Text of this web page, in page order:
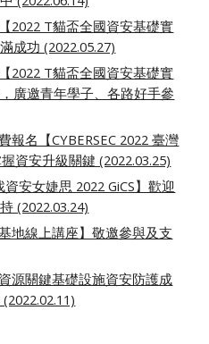
2022 T貓盃全國資安基礎實
成功 (2022.05.27)
2022 T貓盃全國資安基礎實
廣邀青年學子、各路好手參
報名【CYBERSEC 2022 臺灣
資安升級關鍵 (2022.03.25)
安女婕思 2022 GiCS】歡迎
(2022.03.24)
地線上講座】敬邀參與及支
源關鍵基礎設施資安防護成